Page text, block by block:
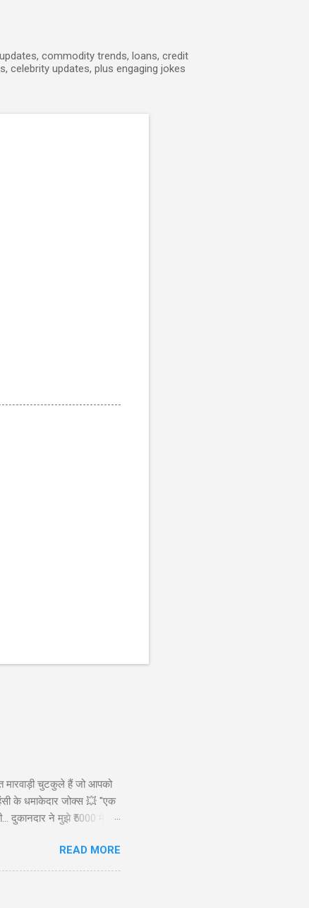
commodity trends, loans, credit
celebrity updates, plus engaging jokes
मारवाड़ी चुटकुले हैं जो आपको
के धमाकेदार जोक्स 💥 "एक
दुकानदार ने मुझे ₹5000 में
😜" Copy "मारवाड़ी पति ने
READ MORE